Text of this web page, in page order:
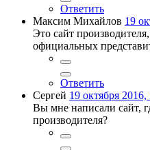
Ответить
Максим Михайлов 19
Это сайт
официальных
Ответить
Сергей 19 октября 2016,
Вы мне написали сайт,
производителя?